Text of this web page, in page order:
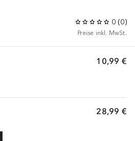
0 (0)
Preise inkl. MwSt.
10,99 €
28,99 €